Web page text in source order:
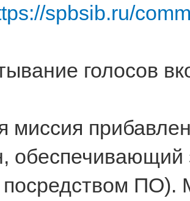
spbsib.ru/
голосов
миссия
обеспечивающий
посредством ПО).